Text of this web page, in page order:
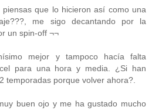
piensas que lo hicieron así como una
me sigo decantando por la
un spin-off ¬¬
mejor y tampoco hacía falta
para una hora y media. ¿Si han
temporadas porque volver ahora?.
buen ojo y me ha gustado mucho